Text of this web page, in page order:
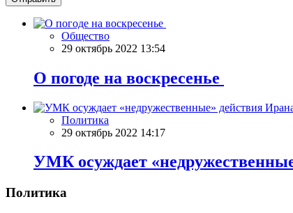
Общество
29 октябрь 2022 13:54
О погоде на воскресенье
Политика
29 октябрь 2022 14:17
УМК осуждает
Политика